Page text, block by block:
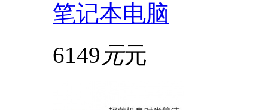
笔记本电脑
6149 元元